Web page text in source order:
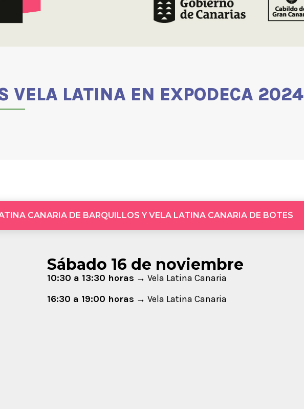
VELA LATINA EN EXPODECA 2024
CANARIA DE BARQUILLOS Y VELA LATINA CANARIA DE BOTES
Sábado 16 de noviembre
10:30 a 13:30 horas → Vela Latina Canaria
16:30 a 19:00 horas → Vela Latina Canaria